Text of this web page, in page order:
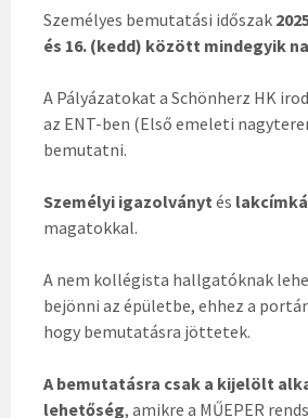
Személyes bemutatási időszak
és 16. (kedd) között mindegyik
A Pályázatokat a Schönherz HK
az ENT-ben (Első emeleti
bemutatni.
Személyi igazolványt és
magatokkal.
A nem kollégista hallgatóknak
bejönni az épületbe, ehhez a
hogy bemutatásra jöttetek.
A bemutatásra csak a kijelölt
lehetőség, amikre a MŰEPER